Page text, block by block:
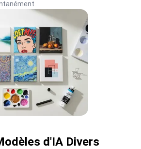
d'IA Divers